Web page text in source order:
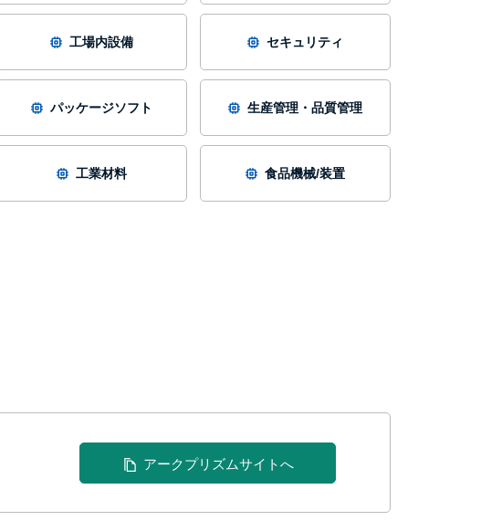
工場内設備 セキュリティ
パッケージソフト 生産管理・品質管理
工業材料 食品機械/装置
アークプリズムサイトへ